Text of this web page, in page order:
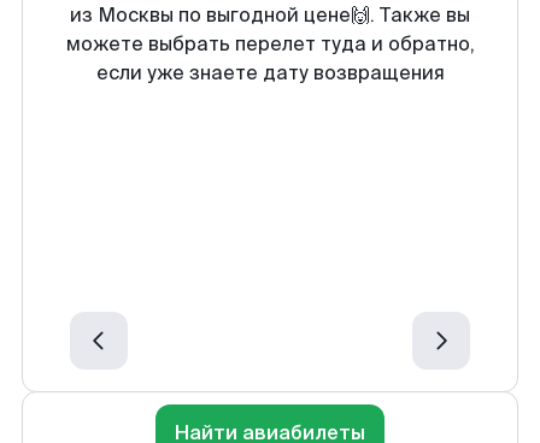
из Москвы по выгодной цене🙌. Также вы
можете выбрать перелет туда и обратно,
если уже знаете дату возвращения
Найти авиабилеты